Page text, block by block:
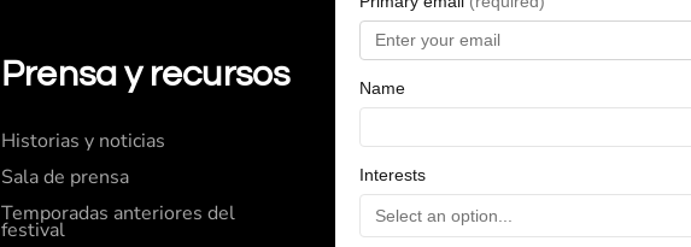
Prensa y recursos
Historias y noticias
Sala de prensa
Temporadas anteriores del
festival